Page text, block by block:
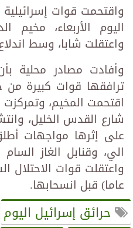
واقتحمت قوات
اليوم الأربعاء،
واعتقلت شابا، وسط
وأفادت مصادر محلية
ترافقها قوات كبيرة من
اقتحمت المخيم،
شارع القدس الخليل،
على إثرها مواجهات
الي، وقنابل الغاز
عاما) قبل انسحابها.
حرائق إسرائيل اليوم